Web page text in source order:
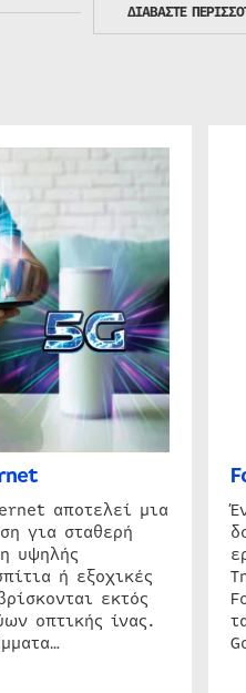
ΔΙΑΒΑΣΤΕ
αποτελεί μια
για σταθερή
υψηλής
ή εξοχικές
εκτός
οπτικής ίνας.